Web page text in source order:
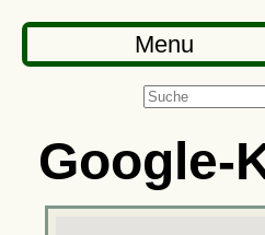
Menu
Google-